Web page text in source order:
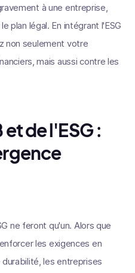
à une entreprise,
plan légal. En intégrant l'ESG
non seulement votre
mais aussi contre les
de l'ESG :
ne feront qu'un. Alors que
les exigences en
les entreprises